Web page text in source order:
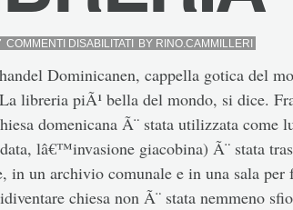
COMMENTI DISABILITATISUBY RINO.CAMMILLERI
Dominicanen, cappella gotica del
libreria piÃ¹ bella del mondo, si dice.
domenicana Ã¨ stata utilizzata
lâ€™invasione giacobina) Ã¨ stata
in un archivio comunale e in una sala
chiesa non Ã¨ stata nemmeno